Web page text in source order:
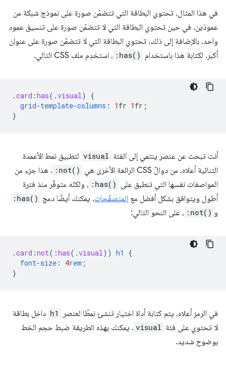
في هذا المثال، تحتوي البطاقة التي تتضمّن صورة على نموذج شبكة من
عمودَين، في حين تحتوي البطاقة التي لا تتضمّن صورة على تنسيق عمود
واحد. بالإضافة إلى ذلك، تحتوي البطاقة التي لا تتضمّن صورة على عنوان
أكبر. لكتابة هذا باستخدام :has() ، استخدِم ملف CSS التالي.
.card :has( .visual)
{
grid-template-columns : 1 fr 1 fr ;
}
أنت تبحث عن عنصر ينتمي إلى الفئة visual لتطبيق نمط الأعمدة
الثنائية أعلاه. من دوالّ CSS الرائعة الأخرى هي
:not() . هذا جزء من
المواصفات نفسها التي تنطبق على :has() ، ولكنّه متوفّر منذ فترة
أطول ويتوافق بشكل أفضل مع المتصفّحات. يمكنك أيضًا دمج :has()
و :not() ، على النحو التالي:
.card :not( :has( .visual)) h1
{
font-size : 4rem ;
}
في الرمز أعلاه، يتم كتابة أداة اختيار تنشئ نمطًا لعنصر h1 داخل بطاقة
لا تحتوي على فئة visual . يمكنك بهذه الطريقة ضبط حجم الخط
بوضوح شديد.